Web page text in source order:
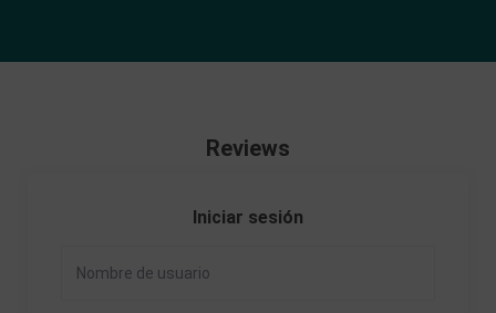
Reviews
Iniciar sesión